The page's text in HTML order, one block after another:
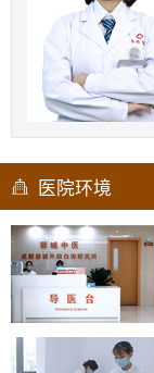
医院环境